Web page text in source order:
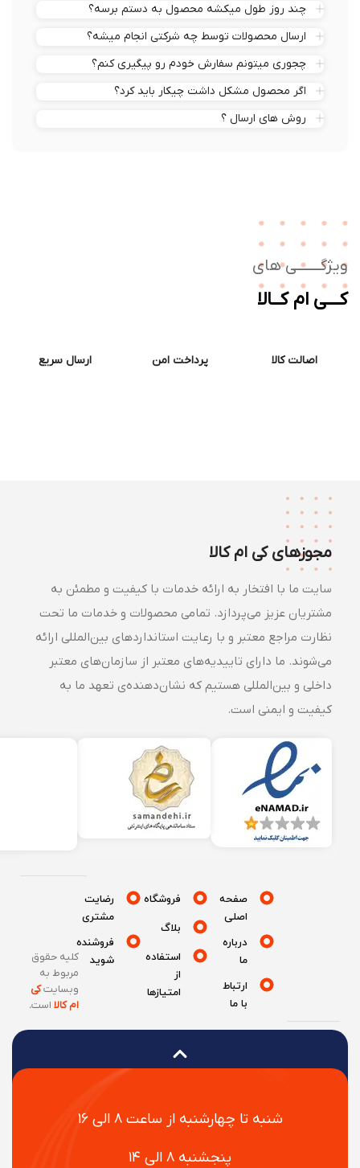
چند روز طول میکشه محصول به دستم برسه؟
ارسال محصولات توسط چه شرکتی انجام میشه؟
چجوری میتونم سفارش خودم رو پیگیری کنم؟
اگر محصول مشکل داشت چیکار باید کرد؟
روش های ارسال ؟
های
ام کــالا
اصالت کالا پرداخت امن ارسال سریع
مجوزهای کی ام کالا
سایت ما با افتخار به ارائه خدمات با کیفیت و مطمئن به
مشتریان عزیز می‌پردازد. تمامی محصولات و خدمات ما تحت
نظارت مراجع معتبر و با رعایت استانداردهای بین‌المللی ارائه
می‌شوند. ما دارای تاییدیه‌های معتبر از سازمان‌های معتبر
داخلی و بین‌المللی هستیم که نشان‌دهنده‌ی تعهد ما به
کیفیت و ایمنی است.
شنبه تا چهارشنبه از ساعت ۸ الی ۱۶
پنجشنبه ۸ الی ۱۴
صفحه
درباره
ارتباط
فروشگاه
بلاگ
استفاده
امتیازها
رضایت
مشتری
فروشنده
شوید
کلیه حقوق
مربوط به
وبسایتکی
ام کالااست.